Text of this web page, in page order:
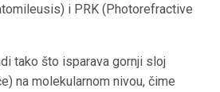
i PRK (Photorefractive
tako što isparava gornji sloj
na molekularnom nivou, čime